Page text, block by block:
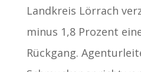
Landkreis Lörrach
minus 1,8 Prozent
Rückgang.